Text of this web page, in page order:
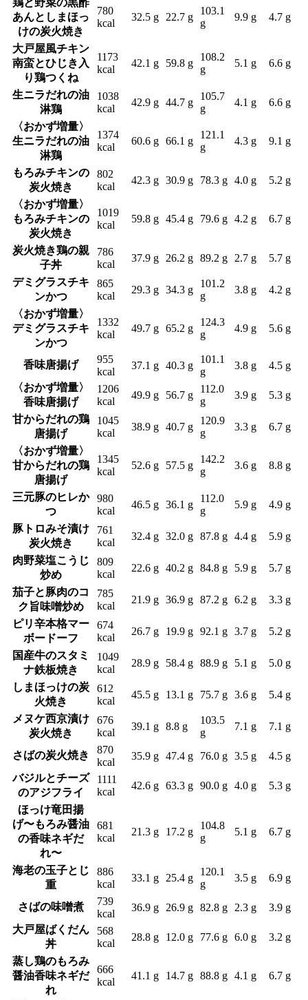
あんとしまほっ
けの炭火焼き
780
kcal
32.5 g 22.7 g
103.1
g
9.9 g 4.7 g
大戸屋風チキン
南蛮とひじき入
り鶏つくね
1173
kcal
42.1 g 59.8 g
108.2
g
5.1 g 6.6 g
生ニラだれの油
淋鶏
1038
kcal
42.9 g 44.7 g
105.7
g
4.1 g 6.6 g
〈おかず増量〉
生ニラだれの油
淋鶏
1374
kcal
60.6 g 66.1 g
121.1
g
4.3 g 9.1 g
もろみチキンの
炭火焼き
802
kcal
42.3 g 30.9 g 78.3 g 4.0 g 5.2 g
〈おかず増量〉
もろみチキンの
炭火焼き
1019
kcal
59.8 g 45.4 g 79.6 g 4.2 g 6.7 g
炭火焼き鶏の親
子丼
786
kcal
37.9 g 26.2 g 89.2 g 2.7 g 5.7 g
デミグラスチキ
ンかつ
865
kcal
29.3 g 34.3 g
101.2
g
3.8 g 4.2 g
〈おかず増量〉
デミグラスチキ
ンかつ
1332
kcal
49.7 g 65.2 g
124.3
g
4.9 g 5.6 g
香味唐揚げ
955
kcal
37.1 g 40.3 g
101.1
g
3.8 g
4.5 g
〈おかず増量〉
香味唐揚げ
1206
kcal
49.9 g 56.7 g
112.0
g
3.9 g 5.3 g
甘からだれの鶏
唐揚げ
1045
kcal
38.9 g 40.7 g
120.9
g
3.3 g 6.7 g
〈おかず増量〉
甘からだれの鶏
唐揚げ
1345
kcal
52.6 g 57.5 g
142.2
g
3.6 g 8.8 g
三元豚のヒレか
つ
980
kcal
46.5 g 36.1 g
112.0
g
5.9 g 4.9 g
豚トロみそ漬け
炭火焼き
761
kcal
32.4 g 32.0 g 87.8 g 4.4 g 5.9 g
肉野菜塩こうじ
炒め
809
kcal
22.6 g 40.2 g 84.8 g 5.9 g 5.7 g
茄子と豚肉のコ
ク旨味噌炒め
785
kcal
21.9 g 36.9 g 87.2 g 6.2 g 3.3 g
ピリ辛本格マー
ボードーフ
674
kcal
26.7 g 19.9 g 92.1 g 3.7 g 5.2 g
国産牛のスタミ
ナ鉄板焼き
1049
kcal
28.9 g 58.4 g 88.9 g 5.1 g 5.0 g
しまほっけの炭
火焼き
612
kcal
45.5 g 13.1 g 75.7 g 3.6 g 5.4 g
メヌケ西京漬け
炭火焼き
676
kcal
39.1 g 8.8 g
103.5
g
7.1 g 7.1 g
さばの炭火焼き
870
kcal
35.9 g 47.4 g 76.0 g 3.5 g
4.5 g
バジルとチーズ
のアジフライ
1111
kcal
42.6 g 63.3 g 90.0 g 4.0 g 5.3 g
ほっけ竜田揚
げ〜もろみ醤油
の香味ネギだ
れ〜
681
kcal
21.3 g 17.2 g
104.8
g
5.1 g 6.7 g
海老の玉子とじ
重
886
kcal
33.1 g 25.4 g
120.1
g
3.5 g 6.9 g
さばの味噌煮
739
kcal
36.9 g 26.9 g 82.8 g 2.3 g
3.9 g
大戸屋ばくだん
丼
568
kcal
28.8 g 12.0 g 77.6 g 6.0 g 3.2 g
蒸し鶏のもろみ
醤油香味ネギだ
れ
666
kcal
41.1 g 14.7 g 88.8 g 4.1 g 6.7 g